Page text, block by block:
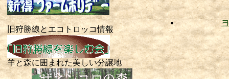
旧狩勝線とエコトロッコ情報
羊と森に囲まれた美しい分譲地